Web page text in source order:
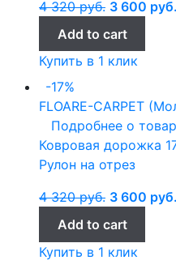
4 320руб. 3 600 руб.
Add to cart
Купить в 1 клик
-17%
FLOARE-CARPET
Подробнее о
Ковровая дорожка
Рулон на отрез
4 320руб. 3 600 руб.
Add to cart
Купить в 1 клик